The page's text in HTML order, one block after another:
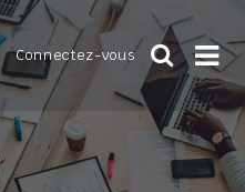
Connectez-vous